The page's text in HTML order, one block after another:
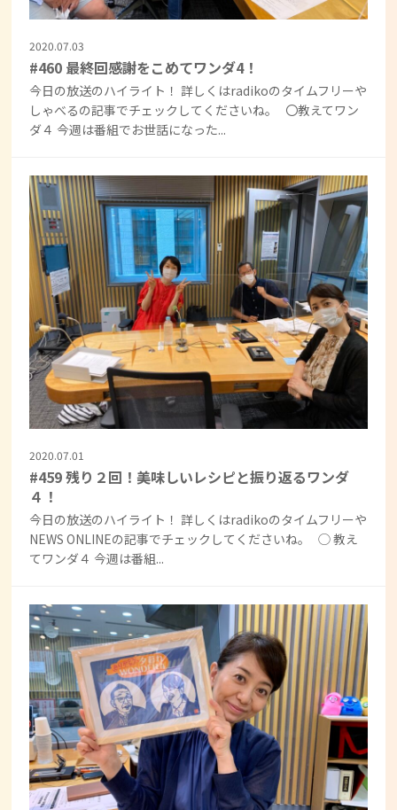
2020.07.03
#460 最終回感謝をこめてワンダ4！
今日の放送のハイライト！ 詳しくはradikoのタイムフリーや
しゃべるの記事でチェックしてくださいね。 〇教えてワン
ダ４ 今週は番組でお世話になった...
2020.07.01
#459 残り２回！美味しいレシピと振り返るワンダ
４！
今日の放送のハイライト！ 詳しくはradikoのタイムフリーや
NEWS ONLINEの記事でチェックしてくださいね。 ◯ 教え
てワンダ４ 今週は番組...